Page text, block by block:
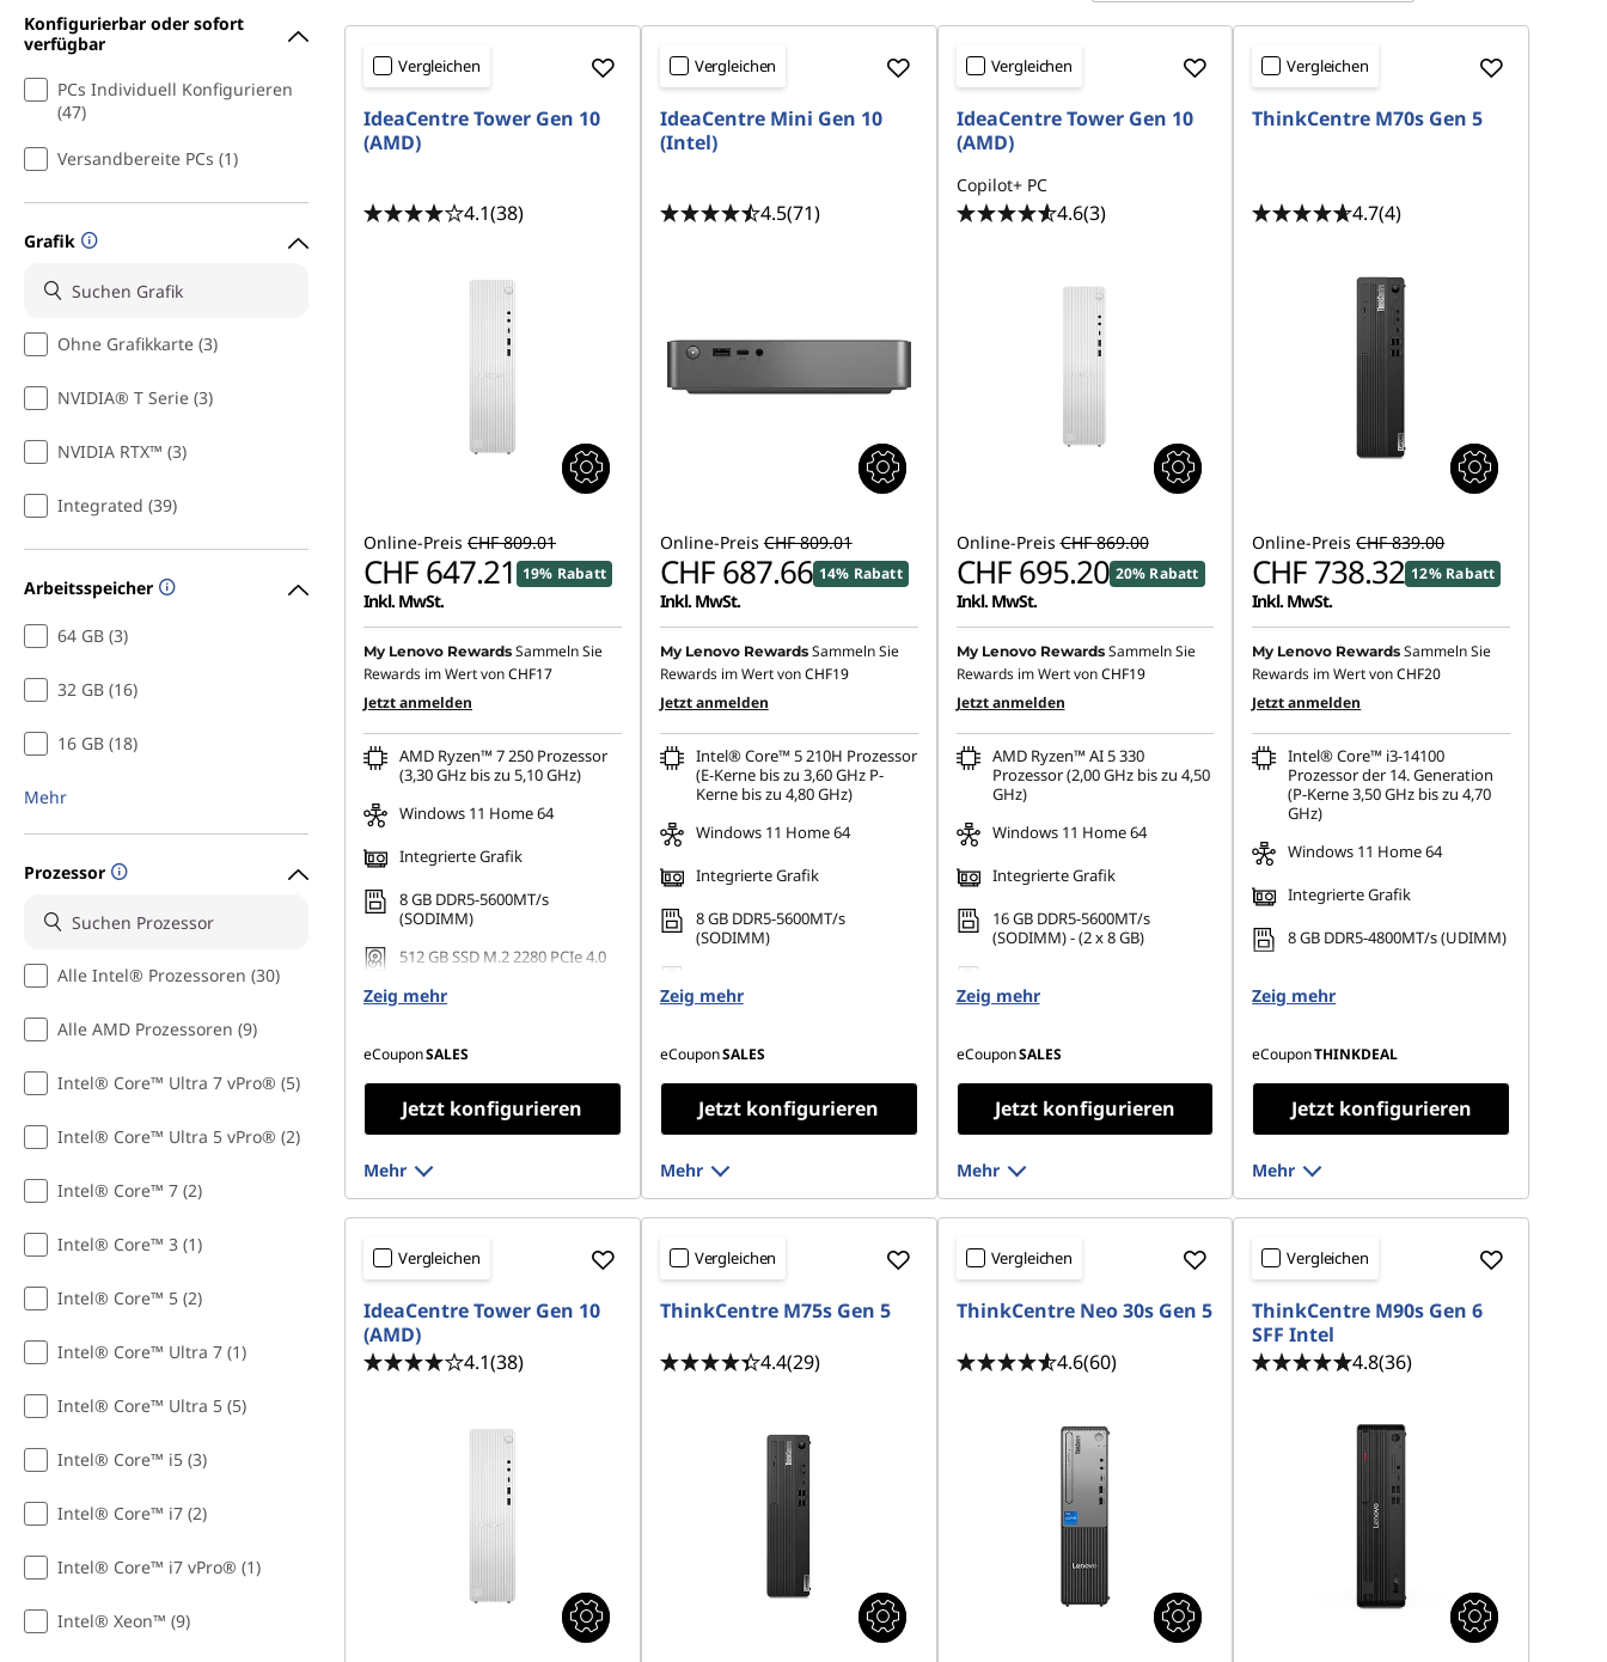
h
n
M
r
g
n
Konfigurierbar oder sofort
verfügbar
PCs Individuell Konfigurieren
(47)
Versandbereite PCs (1)
Grafik
Ohne Grafikkarte (3)
NVIDIA® T Serie (3)
NVIDIA RTX™ (3)
Integrated (39)
Arbeitsspeicher
64 GB (3)
32 GB (16)
16 GB (18)
Mehr
Prozessor
Alle Intel® Prozessoren (30)
Alle AMD Prozessoren (9)
Intel® Core™ Ultra 7 vPro® (5)
Intel® Core™ Ultra 5 vPro® (2)
Intel® Core™ 7 (2)
Intel® Core™ 3 (1)
Intel® Core™ 5 (2)
Intel® Core™ Ultra 7 (1)
Intel® Core™ Ultra 5 (5)
Intel® Core™ i5 (3)
Intel® Core™ i7 (2)
Intel® Core™ i7 vPro® (1)
Intel® Xeon™ (9)
Vergleichen
IdeaCentre Tower Gen 10
(AMD)
4.1(38)
Online-Preis CHF 809.01
CHF 647.21 19% Rabatt
Inkl. MwSt.
My Lenovo Rewards Sammeln Sie
Rewards im Wert vonCHF17
Jetzt anmelden
AMD Ryzen™ 7 250 Prozessor
(3,30 GHz bis zu 5,10 GHz)
Windows 11 Home 64
Integrierte Grafik
8 GB DDR5-5600MT/s
(SODIMM)
512 GB SSD M.2 2280 PCIe 4.0
Zeig mehr
eCouponSALES
Jetzt konfigurieren
Mehr
Vergleichen
IdeaCentre Mini Gen 10
(Intel)
4.5(71)
Online-Preis CHF 809.01
CHF 687.66 14% Rabatt
Inkl. MwSt.
My Lenovo Rewards Sammeln Sie
Rewards im Wert vonCHF19
Jetzt anmelden
Intel® Core™ 5 210H Prozessor
(E-Kerne bis zu 3,60 GHz P-
Kerne bis zu 4,80 GHz)
Windows 11 Home 64
Integrierte Grafik
8 GB DDR5-5600MT/s
(SODIMM)
TLC
Zeig mehr
eCouponSALES
Jetzt konfigurieren
Mehr
Vergleichen
IdeaCentre Tower Gen 10
(AMD)
Copilot+ PC
4.6(3)
Online-Preis CHF 869.00
CHF 695.20 20% Rabatt
Inkl. MwSt.
My Lenovo Rewards Sammeln Sie
Rewards im Wert vonCHF19
Jetzt anmelden
AMD Ryzen™ AI 5 330
Prozessor (2,00 GHz bis zu 4,50
GHz)
Windows 11 Home 64
Integrierte Grafik
16 GB DDR5-5600MT/s
(SODIMM) - (2 x 8 GB)
QLC
Zeig mehr
eCouponSALES
Jetzt konfigurieren
Mehr
Vergleichen
ThinkCentre M70s Gen 5
4.7(4)
Online-Preis CHF 839.00
CHF 738.32 12% Rabatt
Inkl. MwSt.
My Lenovo Rewards Sammeln Sie
Rewards im Wert vonCHF20
Jetzt anmelden
Intel® Core™ i3-14100
Prozessor der 14. Generation
(P-Kerne 3,50 GHz bis zu 4,70
GHz)
Windows 11 Home 64
Integrierte Grafik
8 GB DDR5-4800MT/s (UDIMM)
Zeig mehr
eCouponTHINKDEAL
Jetzt konfigurieren
Mehr
Vergleichen
IdeaCentre Tower Gen 10
(AMD)
4.1(38)
Vergleichen
ThinkCentre M75s Gen 5
4.4(29)
Vergleichen
ThinkCentre Neo 30s Gen 5
4.6(60)
Vergleichen
ThinkCentre M90s Gen 6
SFF Intel
4.8(36)